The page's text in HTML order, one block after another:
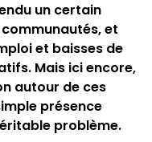
un certain
et
et baisses de
Mais ici encore,
autour de ces
présence
problème.